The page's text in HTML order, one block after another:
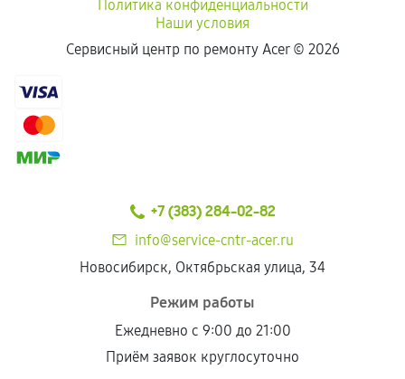
Политика конфиденциальности
Наши условия
Сервисный центр по ремонту Acer © 2026
+7 (383) 284-02-82
info@service-cntr-acer.ru
Новосибирск, Октябрьская улица, 34
Режим работы
Ежедневно с 9:00 до 21:00
Приём заявок круглосуточно